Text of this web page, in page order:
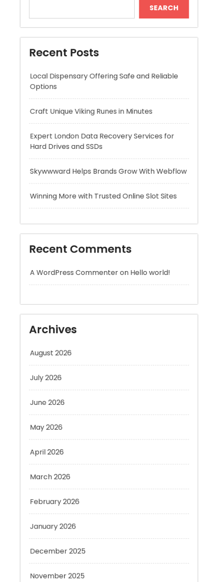
Local Dispensary Offering Safe and Reliable
Craft Unique Viking Runes in Minutes
Expert London Data Recovery Services for
Hard Drives and SSDs
Skywwward Helps Brands Grow With Webflow
Archives
August 2026
July 2026
June 2026
January 2026
December 2025
November 2025